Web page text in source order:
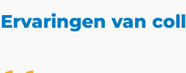
Ervaringen van